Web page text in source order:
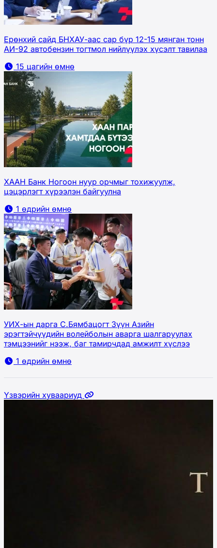
Ерөнхий сайд БНХАУ-аас сар бүр 12-15 мянган тонн
АИ-92 автобензин тогтмол нийлүүлэх хүсэлт тавилаа
15 цагийн өмнө
ХААН Банк Ногоон нуур орчмыг тохижуулж,
цэцэрлэгт хүрээлэн байгуулна
1 өдрийн өмнө
УИХ-ын дарга С.Бямбацогт Зүүн Азийн
эрэгтэйчүүдийн волейболын аварга шалгаруулах
тэмцээнийг нээж, баг тамирчдад амжилт хүслээ
1 өдрийн өмнө
Үзвэрийн хуваариуд